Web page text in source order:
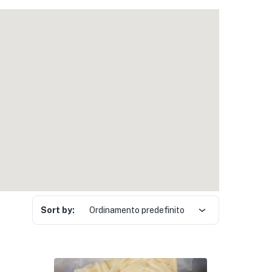
Sort by: Ordinamento predefinito